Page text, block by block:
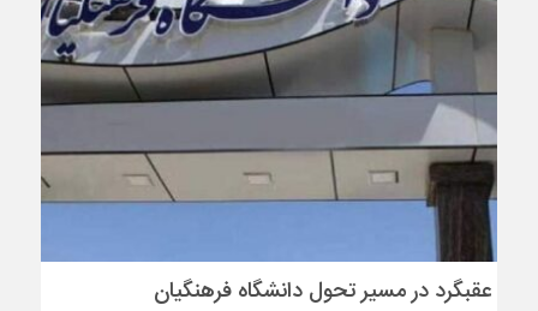
عقبگرد در مسیر تحول دانشگاه فرهنگیان